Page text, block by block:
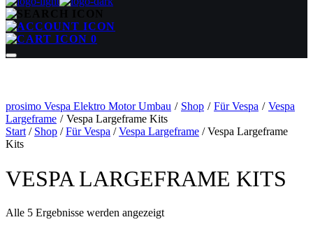
0
prosimo Vespa Elektro Motor Umbau / Shop / Für Vespa / Vespa
Largeframe / Vespa Largeframe Kits
Start / Shop /Für Vespa /Vespa Largeframe / Vespa Largeframe
Kits
VESPA LARGEFRAME KITS
Alle 5 Ergebnisse werden angezeigtNach